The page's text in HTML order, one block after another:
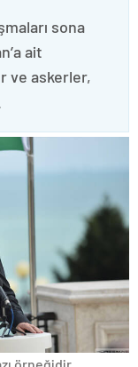
sona
ait
ve askerler,